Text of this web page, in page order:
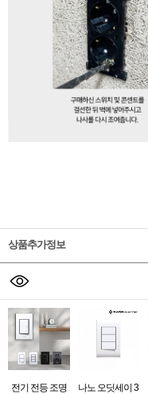
상품추가정보
전기 전등 조명
나노 오딧세이 3